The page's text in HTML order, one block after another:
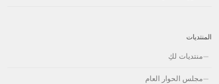
المنتديات
منتديات لكِ
مجلس الحوار العام